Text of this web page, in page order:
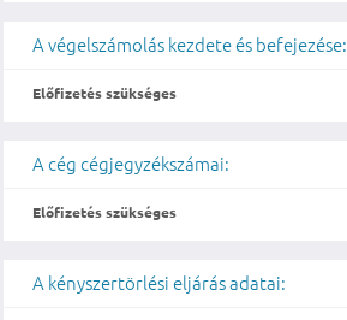
A végelszámolás kezdete és befejezése:
Előfizetés szükséges
A cég cégjegyzékszámai:
Előfizetés szükséges
A kényszertörlési eljárás adatai: